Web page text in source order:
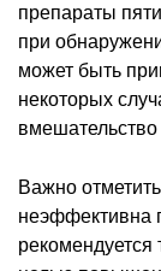
препараты
при
может быть
некоторых
вмешательство
Важно
неэффективна
рекомендуется